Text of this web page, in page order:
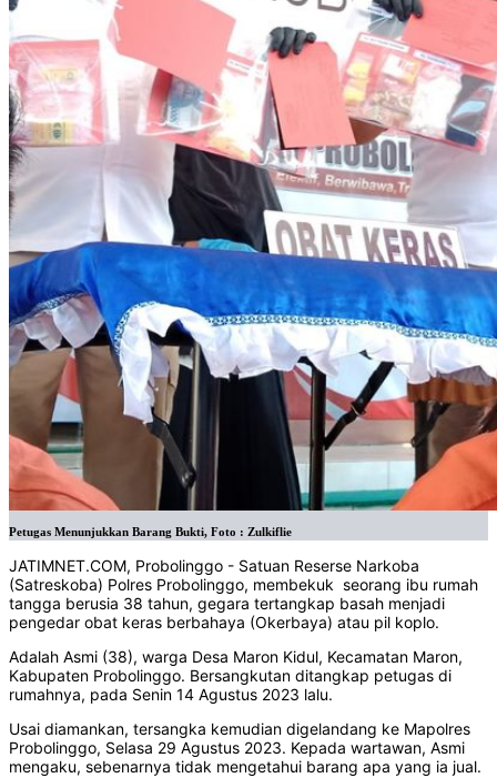
Petugas Menunjukkan Barang Bukti, Foto : Zulkiflie
JATIMNET.COM, Probolinggo - Satuan Reserse Narkoba
(Satreskoba) Polres Probolinggo, membekuk seorang ibu rumah
tangga berusia 38 tahun, gegara tertangkap basah menjadi
pengedar obat keras berbahaya (Okerbaya) atau pil koplo.
Adalah Asmi (38), warga Desa Maron Kidul, Kecamatan Maron,
Kabupaten Probolinggo. Bersangkutan ditangkap petugas di
rumahnya, pada Senin 14 Agustus 2023 lalu.
Usai diamankan, tersangka kemudian digelandang ke Mapolres
Probolinggo, Selasa 29 Agustus 2023. Kepada wartawan, Asmi
mengaku, sebenarnya tidak mengetahui barang apa yang ia jual.